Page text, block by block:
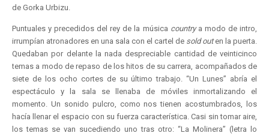
de Gorka Urbizu.
Puntuales y precedidos del rey de la música countrya modo de intro,
irrumpían atronadores en una sala con el cartel de sold outen la puerta.
Quedaban por delante la nada despreciable cantidad de veinticinco
temas a modo de repaso de los hitos de su carrera, acompañados de
siete de los ocho cortes de su último trabajo. “Un Lunes” abría el
espectáculo y la sala se llenaba de móviles inmortalizando el
momento. Un sonido pulcro, como nos tienen acostumbrados, los
hacía llenar el espacio con su fuerza característica. Casi sin tomar aire,
los temas se van sucediendo uno tras otro: “La Molinera” (letra lo